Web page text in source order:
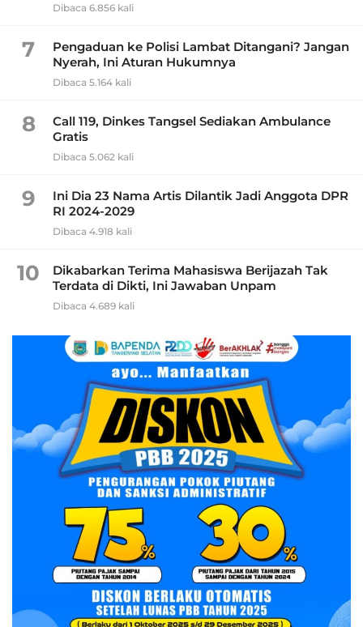
Dibaca 6.856 kali
7
Pengaduan ke Polisi Lambat Ditangani? Jangan
Nyerah, Ini Aturan Hukumnya
Dibaca 5.164 kali
8
Call 119, Dinkes Tangsel Sediakan Ambulance
Gratis
Dibaca 5.062 kali
9
Ini Dia 23 Nama Artis Dilantik Jadi Anggota DPR
RI 2024-2029
Dibaca 4.918 kali
10
Dikabarkan Terima Mahasiswa Berijazah Tak
Terdata di Dikti, Ini Jawaban Unpam
Dibaca 4.689 kali